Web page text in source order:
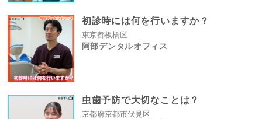
初診時には何を行いますか？
東京都板橋区
阿部デンタルオフィス
虫歯予防で大切なことは？
京都府京都市伏見区